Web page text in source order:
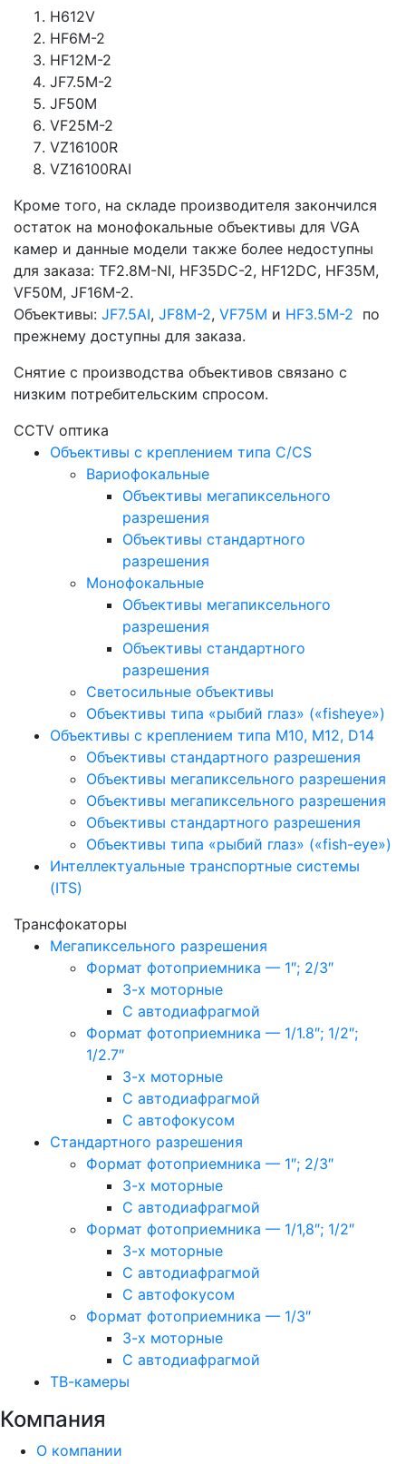
H612V
HF6M-2
HF12M-2
JF7.5M-2
JF50M
VF25M-2
VZ16100R
VZ16100RAI
Кроме того, на складе производителя закончился
остаток на монофокальные объективы для VGA
камер и данные модели также более недоступны
для заказа: TF2.8M-NI, HF35DC-2, HF12DC, HF35M,
VF50M, JF16M-2.
Объективы: JF7.5AI, JF8M-2, VF75M и HF3.5M-2 по
прежнему доступны для заказа.
Снятие с производства объективов связано с
низким потребительским спросом.
CCTV оптика
Объективы с креплением типа C/CS
Вариофокальные
Объективы мегапиксельного
разрешения
Объективы стандартного
разрешения
Монофокальные
Объективы мегапиксельного
разрешения
Объективы стандартного
разрешения
Светосильные объективы
Объективы типа «рыбий глаз» («fisheye»)
Объективы с креплением типа M10, M12, D14
Объективы стандартного разрешения
Объективы мегапиксельного разрешения
Объективы мегапиксельного разрешения
Объективы стандартного разрешения
Объективы типа «рыбий глаз» («fish-eye»)
Интеллектуальные транспортные системы
(ITS)
Трансфокаторы
Мегапиксельного разрешения
Формат фотоприемника — 1″; 2/3″
3-х моторные
С автодиафрагмой
Формат фотоприемника — 1/1.8″; 1/2″;
1/2.7″
3-х моторные
С автодиафрагмой
С автофокусом
Стандартного разрешения
Формат фотоприемника — 1″; 2/3″
3-х моторные
С автодиафрагмой
Формат фотоприемника — 1/1,8″; 1/2″
3-х моторные
С автодиафрагмой
С автофокусом
Формат фотоприемника — 1/3″
3-х моторные
С автодиафрагмой
ТВ-камеры
Компания
О компании